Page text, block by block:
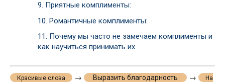
9. Приятные комплименты:
10. Романтичные комплименты:
11. Почему мы часто не замечаем комплименты и
как научиться принимать их
Красивые слова → Выразить благодарность → На